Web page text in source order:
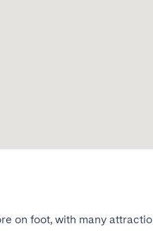
on foot, with many